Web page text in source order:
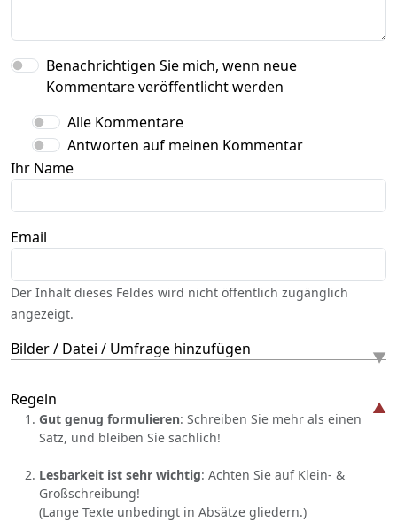
Benachrichtigen Sie mich, wenn neue
Kommentare veröffentlicht werden
Alle Kommentare
Antworten auf meinen Kommentar
Ihr Name
Email
Der Inhalt dieses Feldes wird nicht öffentlich zugänglich
angezeigt.
Bilder / Datei / Umfrage hinzufügen
Regeln
Gut genug formulieren: Schreiben Sie mehr als einen
Satz, und bleiben Sie sachlich!
Lesbarkeit ist sehr wichtig: Achten Sie auf Klein- &
Großschreibung!
(Lange Texte unbedingt in Absätze gliedern.)